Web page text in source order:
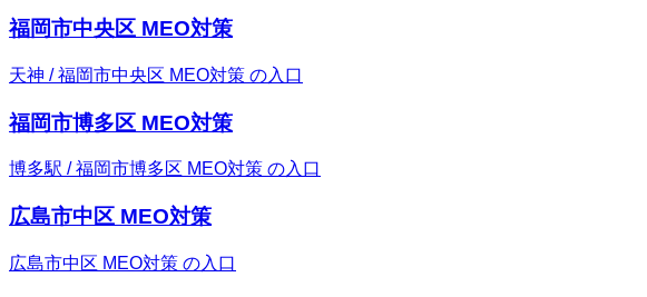
福岡市中央区 MEO対策
天神 / 福岡市中央区 MEO対策 の入口
福岡市博多区 MEO対策
博多駅 / 福岡市博多区 MEO対策 の入口
広島市中区 MEO対策
広島市中区 MEO対策 の入口